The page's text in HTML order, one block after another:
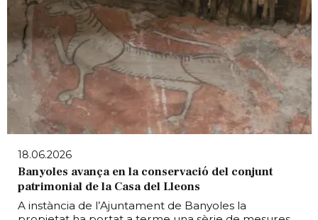
18.06.2026
Banyoles avança en la conservació del conjunt
patrimonial de la Casa del Lleons
A instància de l’Ajuntament de Banyoles la